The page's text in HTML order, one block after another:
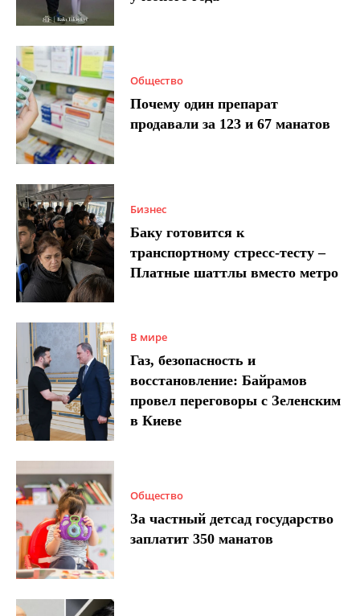
Общество
Почему один препарат
продавали за 123 и 67 манатов
Бизнес
Баку готовится к
транспортному стресс-тесту –
Платные шаттлы вместо метро
В мире
Газ, безопасность и
восстановление: Байрамов
провел переговоры с Зеленским
в Киеве
Общество
За частный детсад государство
заплатит 350 манатов